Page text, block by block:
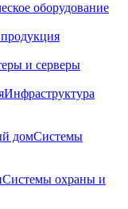
оборудование
и серверы
Инфраструктура
Системы
Системы охраны и